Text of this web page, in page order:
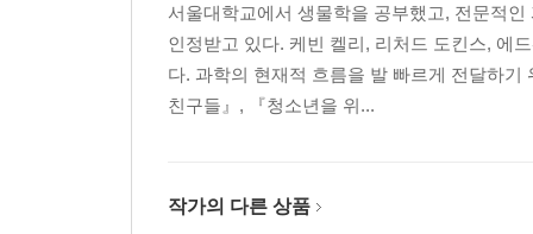
미라에 관한 35가지 오싹한 지식
달각거리는 뼈와 몸에 관한 100가지 지식
50가지 동물의 적응력에 관한 놀라운 지식 .
25가지 달콤 쌉싸름한 초콜릿에 대한 지식
백발백중! 무기에 관한 35가지 지식
서울대학교에서 생물학을 공부했고, 전문적
인정받고 있다. 케빈 켈리, 리처드 도킨스, 에
다. 과학의 현재적 흐름을 발 빠르게 전달하
친구들』, 『청소년을 위...
작가의 다른 상품